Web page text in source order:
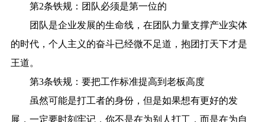
第2条铁规：团队必须是第一位的
团队是企业发展的生命线，在团队力量支撑产业实体
的时代，个人主义的奋斗已经微不足道，抱团打天下才是
王道。
第3条铁规：要把工作标准提高到老板高度
虽然可能是打工者的身份，但是如果想有更好的发
展，一定要时刻牢记，你不是在为别人打工，而是在为自